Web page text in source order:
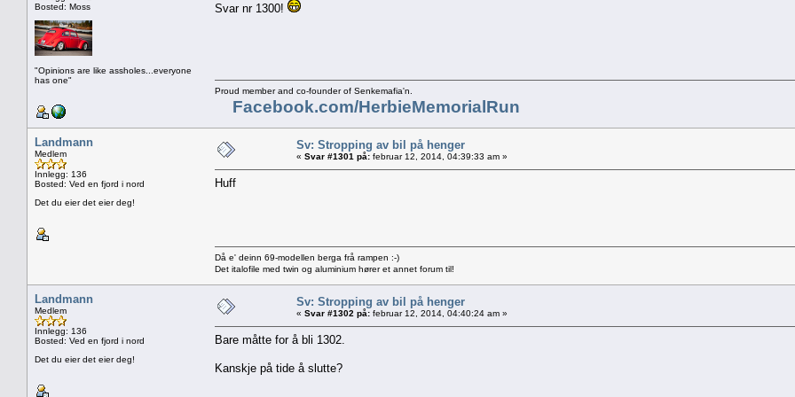
Bosted: Moss
"Opinions are like assholes...everyone
has one"
Svar nr 1300!
Proud member and co-founder of Senkemafia'n.
Facebook.com/HerbieMemorialRun
Landmann
Medlem
Innlegg: 136
Bosted: Ved en fjord i nord
Det du eier det eier deg!
Sv: Stropping av bil på henger
« Svar #1301 på: februar 12, 2014, 04:39:33 am »
Huff
Då e' deinn 69-modellen berga frå rampen :-)
Det italofile med twin og aluminium hører et annet forum til!
Landmann
Medlem
Innlegg: 136
Bosted: Ved en fjord i nord
Det du eier det eier deg!
Sv: Stropping av bil på henger
« Svar #1302 på: februar 12, 2014, 04:40:24 am »
Bare måtte for å bli 1302.
Kanskje på tide å slutte?